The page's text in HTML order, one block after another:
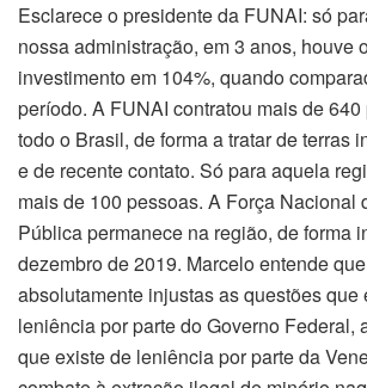
Esclarece o presidente da FUNAI: só
nossa administração, em 3 anos, houve
investimento em 104%, quando
período. A FUNAI contratou mais de
todo o Brasil, de forma a tratar de terras
e de recente contato. Só para aquela
mais de 100 pessoas. A Força Nacional
Pública permanece na região, de forma
dezembro de 2019. Marcelo entende
absolutamente injustas as questões que
leniência por parte do Governo Federal,
que existe de leniência por parte da